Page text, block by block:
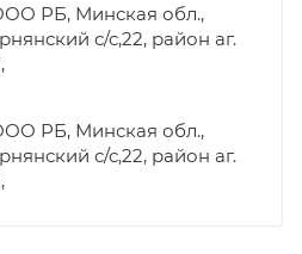
РБ, Минская обл.,
с/с,22, район аг.
РБ, Минская обл.,
с/с,22, район аг.